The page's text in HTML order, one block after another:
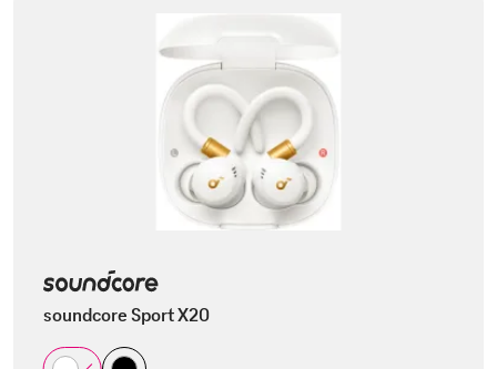
soundcore Sport X20